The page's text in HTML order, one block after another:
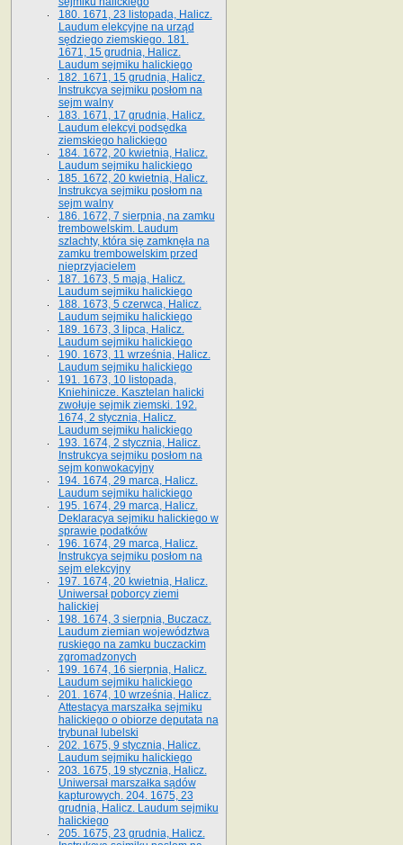
180. 1671, 23 listopada, Halicz.
Laudum elekcyjne na urząd
sędziego ziemskiego. 181.
1671, 15 grudnia, Halicz.
Laudum sejmiku halickiego
182. 1671, 15 grudnia, Halicz.
Instrukcya sejmiku posłom na
sejm walny
183. 1671, 17 grudnia, Halicz.
Laudum elekcyi podsędka
ziemskiego halickiego
184. 1672, 20 kwietnia, Halicz.
Laudum sejmiku halickiego
185. 1672, 20 kwietnia, Halicz.
Instrukcya sejmiku posłom na
sejm walny
186. 1672, 7 sierpnia, na zamku
trembowelskim. Laudum
szlachty, która się zamknęła na
zamku trembowelskim przed
nieprzyjacielem
187. 1673, 5 maja, Halicz.
Laudum sejmiku halickiego
188. 1673, 5 czerwca, Halicz.
Laudum sejmiku halickiego
189. 1673, 3 lipca, Halicz.
Laudum sejmiku halickiego
190. 1673, 11 września, Halicz.
Laudum sejmiku halickiego
191. 1673, 10 listopada,
Kniehinicze. Kasztelan halicki
zwołuje sejmik ziemski. 192.
1674, 2 stycznia, Halicz.
Laudum sejmiku halickiego
193. 1674, 2 stycznia, Halicz.
Instrukcya sejmiku posłom na
sejm konwokacyjny
194. 1674, 29 marca, Halicz.
Laudum sejmiku halickiego
195. 1674, 29 marca, Halicz.
Deklaracya sejmiku halickiego w
sprawie podatków
196. 1674, 29 marca, Halicz.
Instrukcya sejmiku posłom na
sejm elekcyjny
197. 1674, 20 kwietnia, Halicz.
Uniwersał poborcy ziemi
halickiej
198. 1674, 3 sierpnia, Buczacz.
Laudum ziemian województwa
ruskiego na zamku buczackim
zgromadzonych
199. 1674, 16 sierpnia, Halicz.
Laudum sejmiku halickiego
201. 1674, 10 września, Halicz.
Attestacya marszałka sejmiku
halickiego o obiorze deputata na
trybunał lubelski
202. 1675, 9 stycznia, Halicz.
Laudum sejmiku halickiego
203. 1675, 19 stycznia, Halicz.
Uniwersał marszałka sądów
kapturowych. 204. 1675, 23
grudnia, Halicz. Laudum sejmiku
halickiego
205. 1675, 23 grudnia, Halicz.